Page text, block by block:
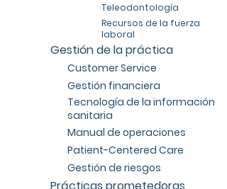
Teleodontología
Recursos de la fuerza
laboral
Gestión de la práctica
Customer Service
Gestión financiera
Tecnología de la información
sanitaria
Manual de operaciones
Patient-Centered Care
Gestión de riesgos